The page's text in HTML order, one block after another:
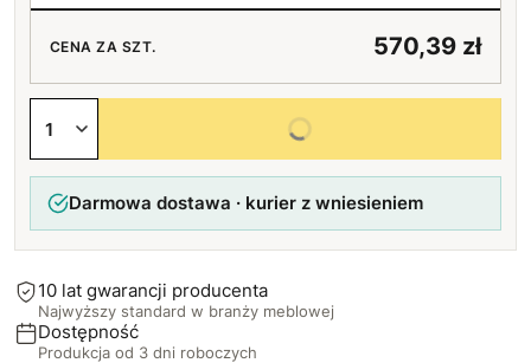
Złoty
70 cm
80 cm
100 cm
120 cm
CENA ZA SZT. 570,39 zł
Wybierz wszystkie opcje
Darmowa dostawa · kurier z wniesieniem
10 lat gwarancji producenta
Najwyższy standard w branży meblowej
Dostępność
Produkcja od 3 dni roboczych